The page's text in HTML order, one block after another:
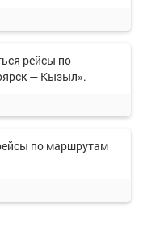
рейсы по
— Кызыл».
по маршрутам